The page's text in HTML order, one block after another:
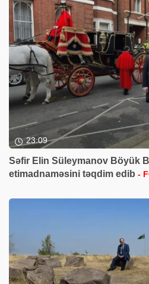
23:09
Səfir Elin Süleymanov Böyük
etimadnaməsini təqdim edib -